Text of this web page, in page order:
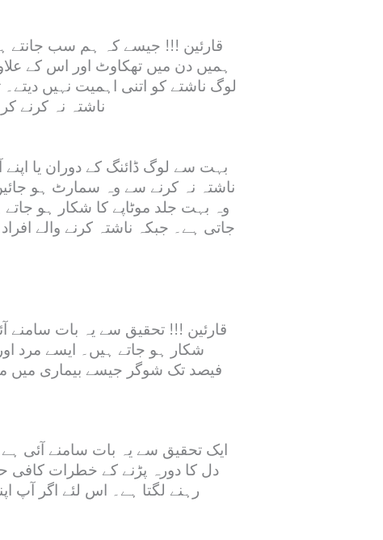
قارئین !!! جیسے کہ ہم سب جانتے
ہمیں دن میں تھکاوٹ اور اس کے
لوگ ناشتے کو اتنی اہمیت نہیں
ناشتہ نہ کرنے
بہت سے لوگ ڈائنگ کے دوران یا
ناشتہ نہ کرنے سے وہ سمارٹ ہو
وہ بہت جلد موٹاپے کا شکار ہو
جاتی ہے۔ جبکہ ناشتہ کرنے والے
قارئین !!! تحقیق سے یہ بات سامنے
شکار ہو جاتے ہیں۔ ایسے مرد
فیصد تک شوگر جیسے بیماری میں
ایک تحقیق سے یہ بات سامنے آئی
دل کا دورہ پڑنے کے خطرات کافی
رہنے لگتا ہے۔ اس لئے اگر آپ